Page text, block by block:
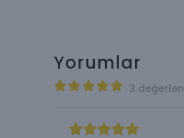
Yorumlar
3